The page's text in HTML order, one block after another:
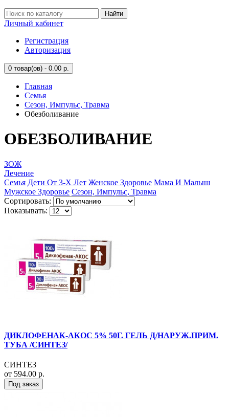
Найти
Личный кабинет
Регистрация
Авторизация
0 товар(ов) - 0.00 р.
Главная
Семья
Сезон, Импульс, Травма
Обезболивание
ОБЕЗБОЛИВАНИЕ
ЗОЖ
Лечение
Семья Дети От 3-Х Лет Женское Здоровье Мама И Малыш
Мужское Здоровье Сезон, Импульс, Травма
Сортировать:
Показывать:
ДИКЛОФЕНАК-АКОС 5% 50Г. ГЕЛЬ Д/НАРУЖ.ПРИМ.
ТУБА /СИНТЕЗ/
СИНТЕЗ
от 594.00 р.
Под заказ